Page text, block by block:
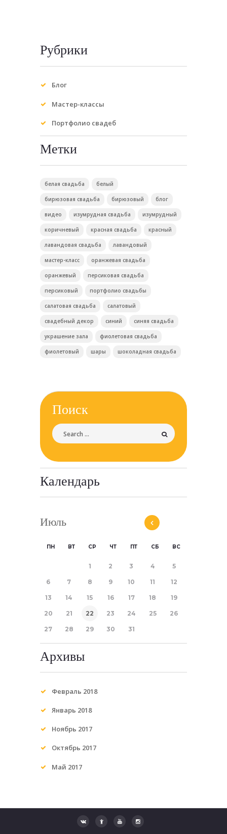
Рубрики
Блог
Мастер-классы
Портфолио свадеб
Метки
белая свадьба белый
бирюзовая свадьба бирюзовый блог
видео изумрудная свадьба изумрудный
коричневый красная свадьба красный
лавандовая свадьба лавандовый
мастер-класс оранжевая свадьба
оранжевый персиковая свадьба
персиковый портфолио свадьбы
салатовая свадьба салатовый
свадебный декор синий синяя свадьба
украшение зала фиолетовая свадьба
фиолетовый шары шоколадная свадьба
Поиск
Календарь
Июль
ПН ВТ СР ЧТ ПТ СБ ВС
1 2 3 4 5
6 7 8 9 10 11 12
13 14 15 16 17 18 19
20 21 22 23 24 25 26
27 28 29 30 31
Архивы
Февраль 2018
Январь 2018
Ноябрь 2017
Октябрь 2017
Май 2017